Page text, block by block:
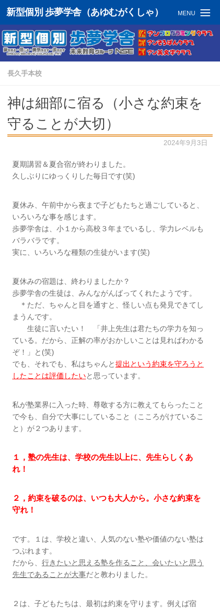
新型個別 歩夢学舎（あゆむがくしゃ） MENU
長久手本校
神は細部に宿る（小さな約束を
守ることが大切）
2024年9月3日
夏期講習＆夏合宿が終わりました。
久しぶりにゆっくりした毎日です(笑)
夏休み、午前中から夜まで子どもたちと過ごしていると、
いろいろな事を感じます。
歩夢学舎は、小１から高校３年までいるし、学力レベルも
バラバラです。
実に、いろいろな種類の生徒がいます(笑)
夏休みの宿題は、終わりましたか？
歩夢学舎の生徒は、みんながんばってくれたようです。
＊ただ、ちゃんと目を通すと、怪しい点も発見できてし
まうんです。
生徒に言いたい！ 「井上先生は君たちの学力を知っ
ている。だから、正解の率がおかしいことは見ればわかる
ぞ！」と(笑)
でも、それでも、私はちゃんと提出という約束を守ろうと
したことは評価したいと思っています。
私が塾業界に入った時、尊敬する方に教えてもらったこと
で今も、自分で大事にしていること（こころがけているこ
と）が２つあります。
１，塾の先生は、学校の先生以上に、先生らしくあ
れ！
２，約束を破るのは、いつも大人から。小さな約束を
守れ！
です。１は、学校と違い、人気のない塾や価値のない塾は
つぶれます。
だから、 行きたいと思える塾を作ること、会いたいと思う
先生であることが大事だと教わりました。
２は、子どもたちは、最初は約束を守ります。例えば宿